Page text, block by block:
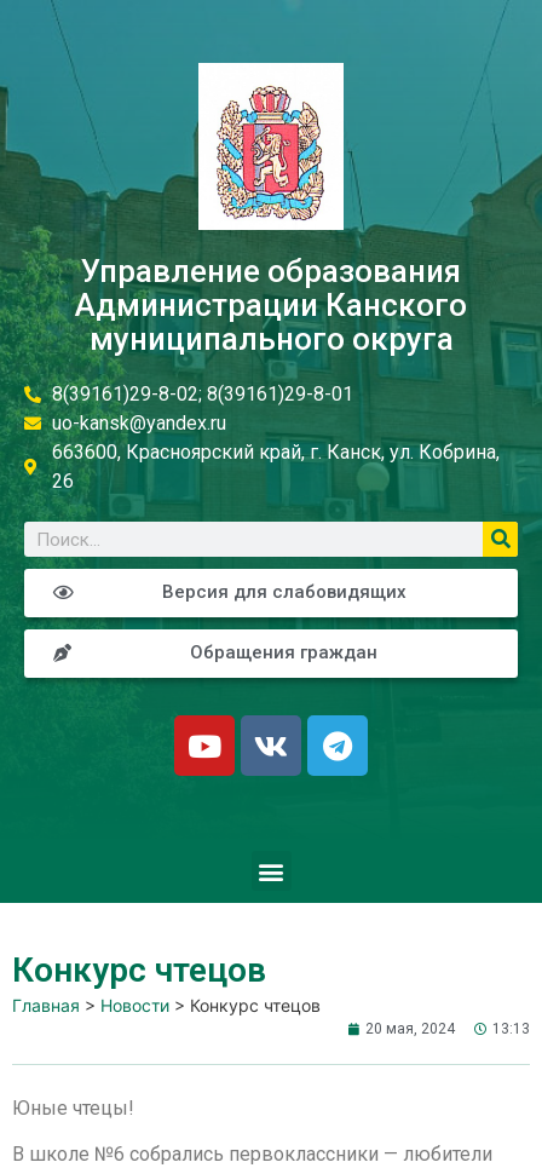
Управление образования
Администрации Канского
муниципального округа
8(39161)29-8-02; 8(39161)29-8-01
uo-kansk@yandex.ru
663600, Красноярский край, г. Канск, ул. Кобрина,
26
Версия для слабовидящих
Обращения граждан
Конкурс чтецов
Главная > Новости > Конкурс чтецов
20 мая, 2024 13:13
Юные чтецы!
В школе №6 собрались первоклассники — любители